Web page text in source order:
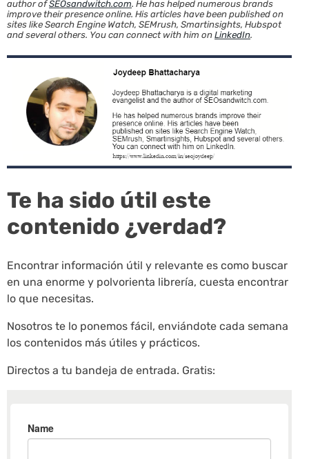
author ofSEOsandwitch.com. He has helped numerous brands
improve their presence online. His articles have been published on
sites like Search Engine Watch, SEMrush, Smartinsights, Hubspot
and several others. You can connect with him on LinkedIn.
Te ha sido útil este
contenido ¿verdad?
Encontrar información útil y relevante es como buscar
en una enorme y polvorienta librería, cuesta encontrar
lo que necesitas.
Nosotros te lo ponemos fácil, enviándote cada semana
los contenidos más útiles y prácticos.
Directos a tu bandeja de entrada. Gratis: